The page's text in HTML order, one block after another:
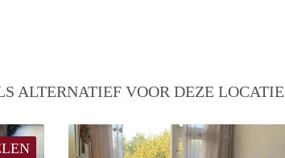
ALTERNATIEF VOOR DEZE LOCATIE